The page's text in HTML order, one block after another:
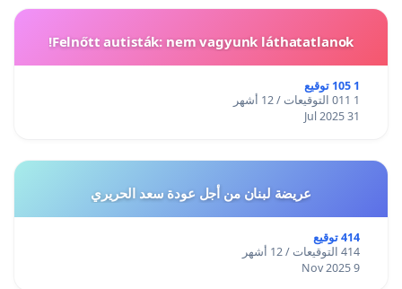
Felnőtt autisták: nem vagyunk láthatatlanok!
1 105 توقيع
1 011 التوقيعات / 12 أشهر
31 Jul 2025
عريضة لبنان من أجل عودة سعد الحريري
414 توقيع
414 التوقيعات / 12 أشهر
9 Nov 2025